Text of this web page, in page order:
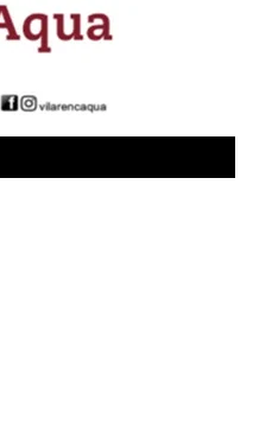
la funcionalitat
i la seva
estructura.
d'usuari
components